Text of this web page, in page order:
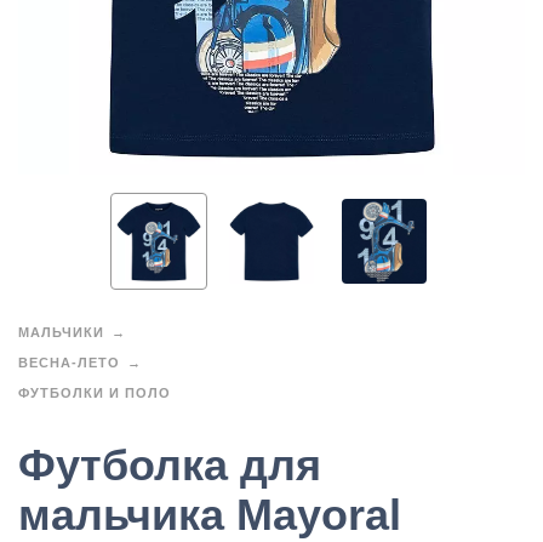
МАЛЬЧИКИ
ВЕСНА-ЛЕТО
ФУТБОЛКИ И ПОЛО
Футболка для
мальчика Mayoral